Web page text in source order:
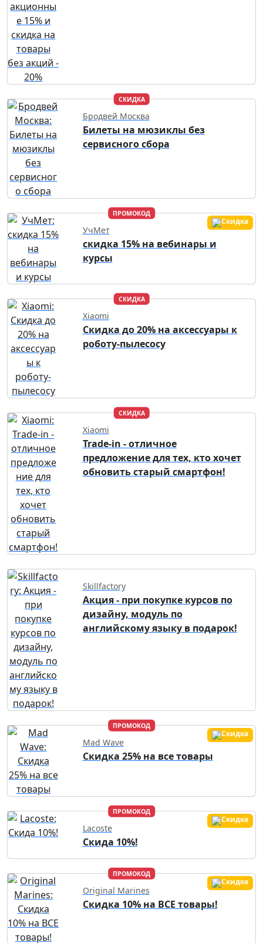
СКИДКА
Бродвей Москва
Билеты на мюзиклы без
сервисного сбора
ПРОМОКОД
УчМет
скидка 15% на вебинары и
курсы
СКИДКА
Xiaomi
Скидка до 20% на аксессуары к
роботу-пылесосу
СКИДКА
Xiaomi
Trade-in - отличное
предложение для тех, кто хочет
обновить старый смартфон!
Skillfactory
Акция - при покупке курсов по
дизайну, модуль по
английскому языку в подарок!
ПРОМОКОД
Mad Wave
Скидка 25% на все товары
ПРОМОКОД
Lacoste
Скида 10%!
ПРОМОКОД
Original Marines
Скидка 10% на ВСЕ товары!